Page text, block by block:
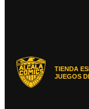
TIENDA
JUEGOS